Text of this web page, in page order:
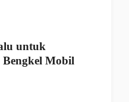
untuk
Bengkel Mobil